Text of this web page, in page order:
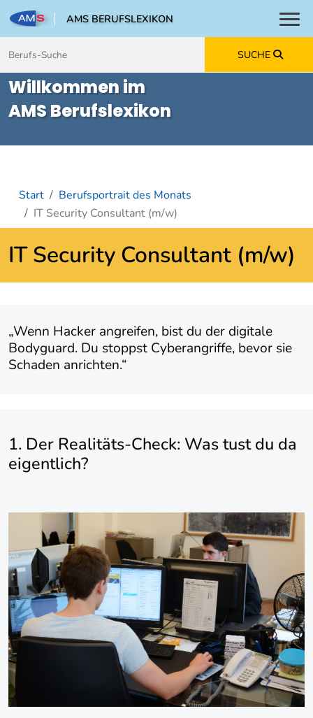
AMS BERUFSLEXIKON
SUCHE
Willkommen im
AMS Berufslexikon
Start
Berufsportrait des Monats
IT Security Consultant (m/w)
IT Security Consultant (m/w)
„Wenn Hacker angreifen, bist du der digitale
Bodyguard. Du stoppst Cyberangriffe, bevor sie
Schaden anrichten.“
1. Der Realitäts-Check: Was tust du da
eigentlich?